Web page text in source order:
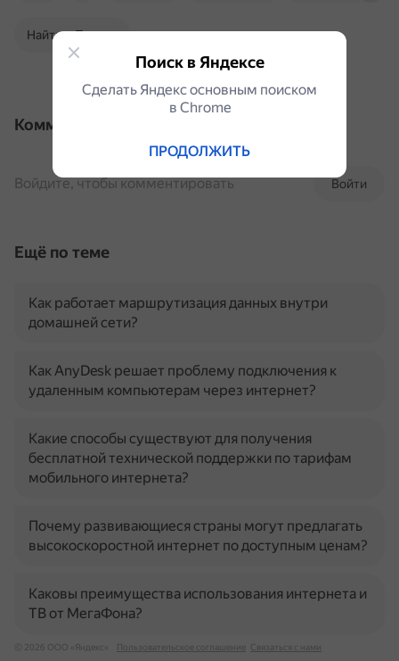
Найти в Поиске
Комментарии
Войти
Войдите, чтобы комментировать
Ещё по теме
Как работает маршрутизация данных внутри
домашней сети?
Как AnyDesk решает проблему подключения к
удаленным компьютерам через интернет?
Какие способы существуют для получения
бесплатной технической поддержки по тарифам
мобильного интернета?
Почему развивающиеся страны могут предлагать
высокоскоростной интернет по доступным ценам?
Каковы преимущества использования интернета и
ТВ от МегаФона?
© 2026 ООО «Яндекс» Пользовательское соглашение Связаться с нами
Поиск в Яндексе
Сделать Яндекс основным поиском
в Сhrome
ПРОДОЛЖИТЬ